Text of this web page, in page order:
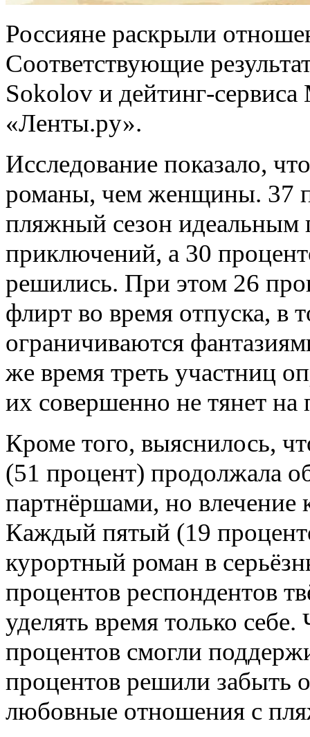
Россияне раскрыли
Соответствующие
Sokolov и дейтинг-
«Ленты.ру».
Исследование показало,
романы, чем женщины. 37
пляжный сезон
приключений, а 30
решились. При этом 26
флирт во время отпуска, в
ограничиваются
же время треть участниц
их совершенно не тянет
Кроме того, выяснилось,
(51 процент) продолжала
партнёршами, но влечение
Каждый пятый (19
курортный роман в
процентов респондентов
уделять время только
процентов смогли
процентов решили забыть
любовные отношения с